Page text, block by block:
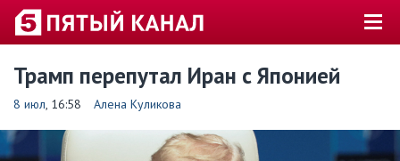
Трамп перепутал Иран с Японией
8 июл, 16:58 Алена Куликова